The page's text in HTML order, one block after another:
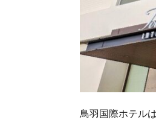
鳥羽国際ホテル